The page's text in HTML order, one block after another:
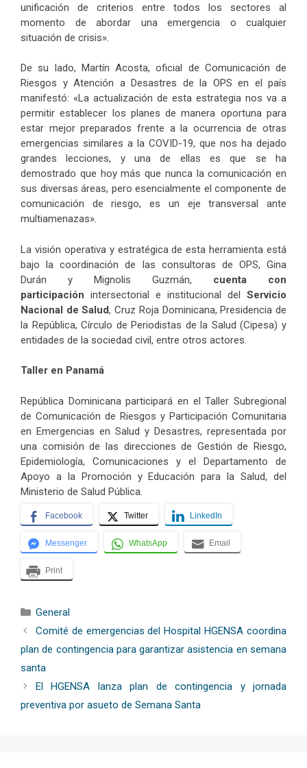
unificación de criterios entre todos los sectores al
momento de abordar una emergencia o cualquier
situación de crisis».
De su lado, Martín Acosta, oficial de Comunicación de
Riesgos y Atención a Desastres de la OPS en el país
manifestó: «La actualización de esta estrategia nos va a
permitir establecer los planes de manera oportuna para
estar mejor preparados frente a la ocurrencia de otras
emergencias similares a la COVID-19, que nos ha dejado
grandes lecciones, y una de ellas es que se ha
demostrado que hoy más que nunca la comunicación en
sus diversas áreas, pero esencialmente el componente de
comunicación de riesgo, es un eje transversal ante
multiamenazas».
La visión operativa y estratégica de esta herramienta está
bajo la coordinación de las consultoras de OPS, Gina
Durán y Mignolis Guzmán, cuenta con
participación intersectorial e institucional del Servicio
Nacional de Salud, Cruz Roja Dominicana, Presidencia de
la República, Círculo de Periodistas de la Salud (Cipesa) y
entidades de la sociedad civil, entre otros actores.
Taller en Panamá
República Dominicana participará en el Taller Subregional
de Comunicación de Riesgos y Participación Comunitaria
en Emergencias en Salud y Desastres, representada por
una comisión de las direcciones de Gestión de Riesgo,
Epidemiología, Comunicaciones y el Departamento de
Apoyo a la Promoción y Educación para la Salud, del
Ministerio de Salud Pública.
Facebook Twitter LinkedIn
Messenger WhatsApp Email
Print
Categorías
General
Comité de emergencias del Hospital HGENSA coordina
plan de contingencia para garantizar asistencia en semana
santa
El HGENSA lanza plan de contingencia y jornada
preventiva por asueto de Semana Santa